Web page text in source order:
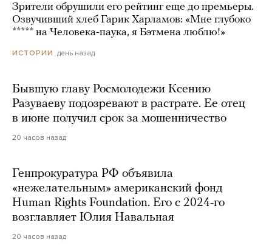
Зрители обрушили его рейтинг еще до премьеры.
Озвучивший хлеб Гарик Харламов: «Мне глубоко
***** на Человека-паука, я Бэтмена люблю!»
ИСТОРИИ день назад
Бывшую главу Росмолодежи Ксению
Разуваеву подозревают в растрате. Ее отец
в июне получил срок за мошенничество
20 часов назад
Генпрокуратура РФ объявила
«нежелательным» американский фонд
Human Rights Foundation. Его с 2024-го
возглавляет Юлия Навальная
20 часов назад